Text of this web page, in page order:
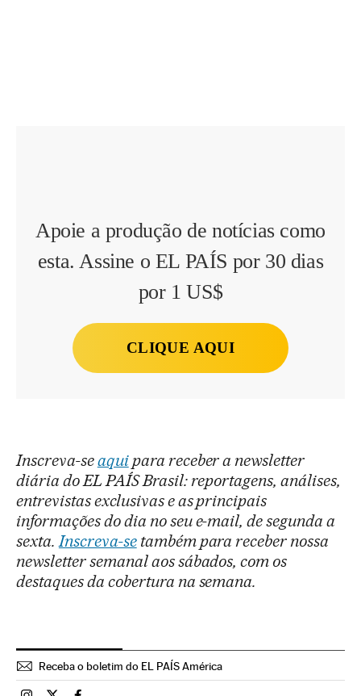
Apoie a produção de notícias como
esta. Assine o EL PAÍS por 30 dias
por 1 US$
CLIQUE AQUI
Inscreva-seaquipara receber a newsletter
diária do EL PAÍS Brasil: reportagens, análises,
entrevistas exclusivas e as principais
informações do dia no seu e-mail, de segunda a
sexta.Inscreva-setambém para receber nossa
newsletter semanal aos sábados, com os
destaques da cobertura na semana.
Receba o boletim do EL PAÍS América